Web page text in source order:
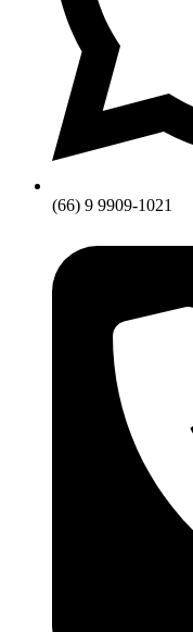
(66) 9 9909-1021